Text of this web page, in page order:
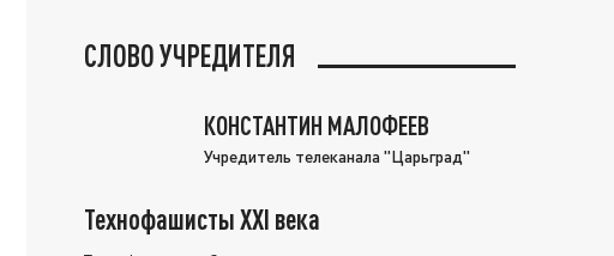
СЛОВО УЧРЕДИТЕЛЯ
КОНСТАНТИН МАЛОФЕЕВ
Учредитель телеканала "Царьград"
Технофашисты XXI века